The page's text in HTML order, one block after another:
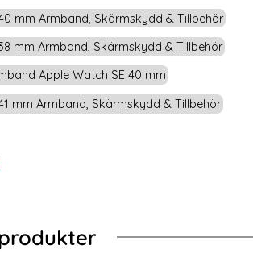
mm Armband, Skärmskydd & Tillbehör
mm Armband, Skärmskydd & Tillbehör
Apple Watch SE 40 mm
mm Armband, Skärmskydd & Tillbehör